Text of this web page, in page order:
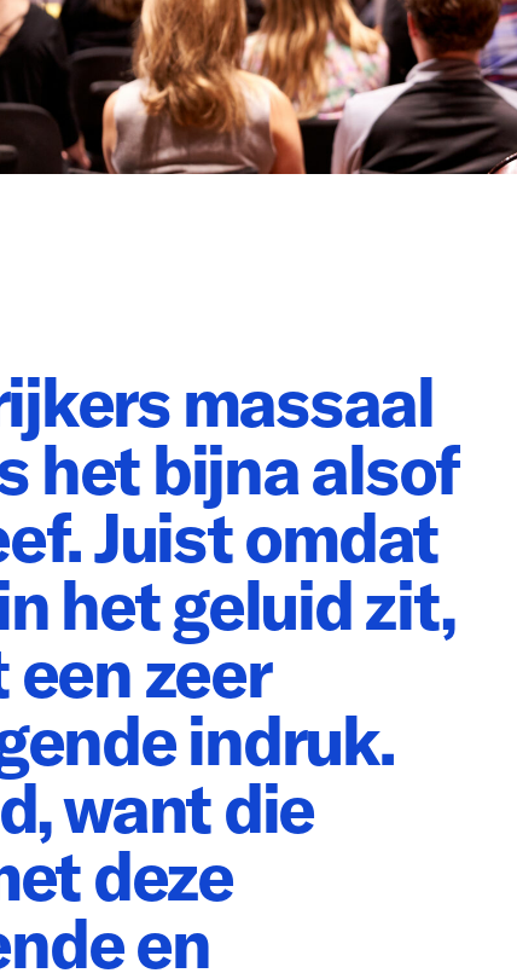
massaal
het bijna alsof
Juist omdat
het geluid zit,
zeer
indruk.
want die
deze
en